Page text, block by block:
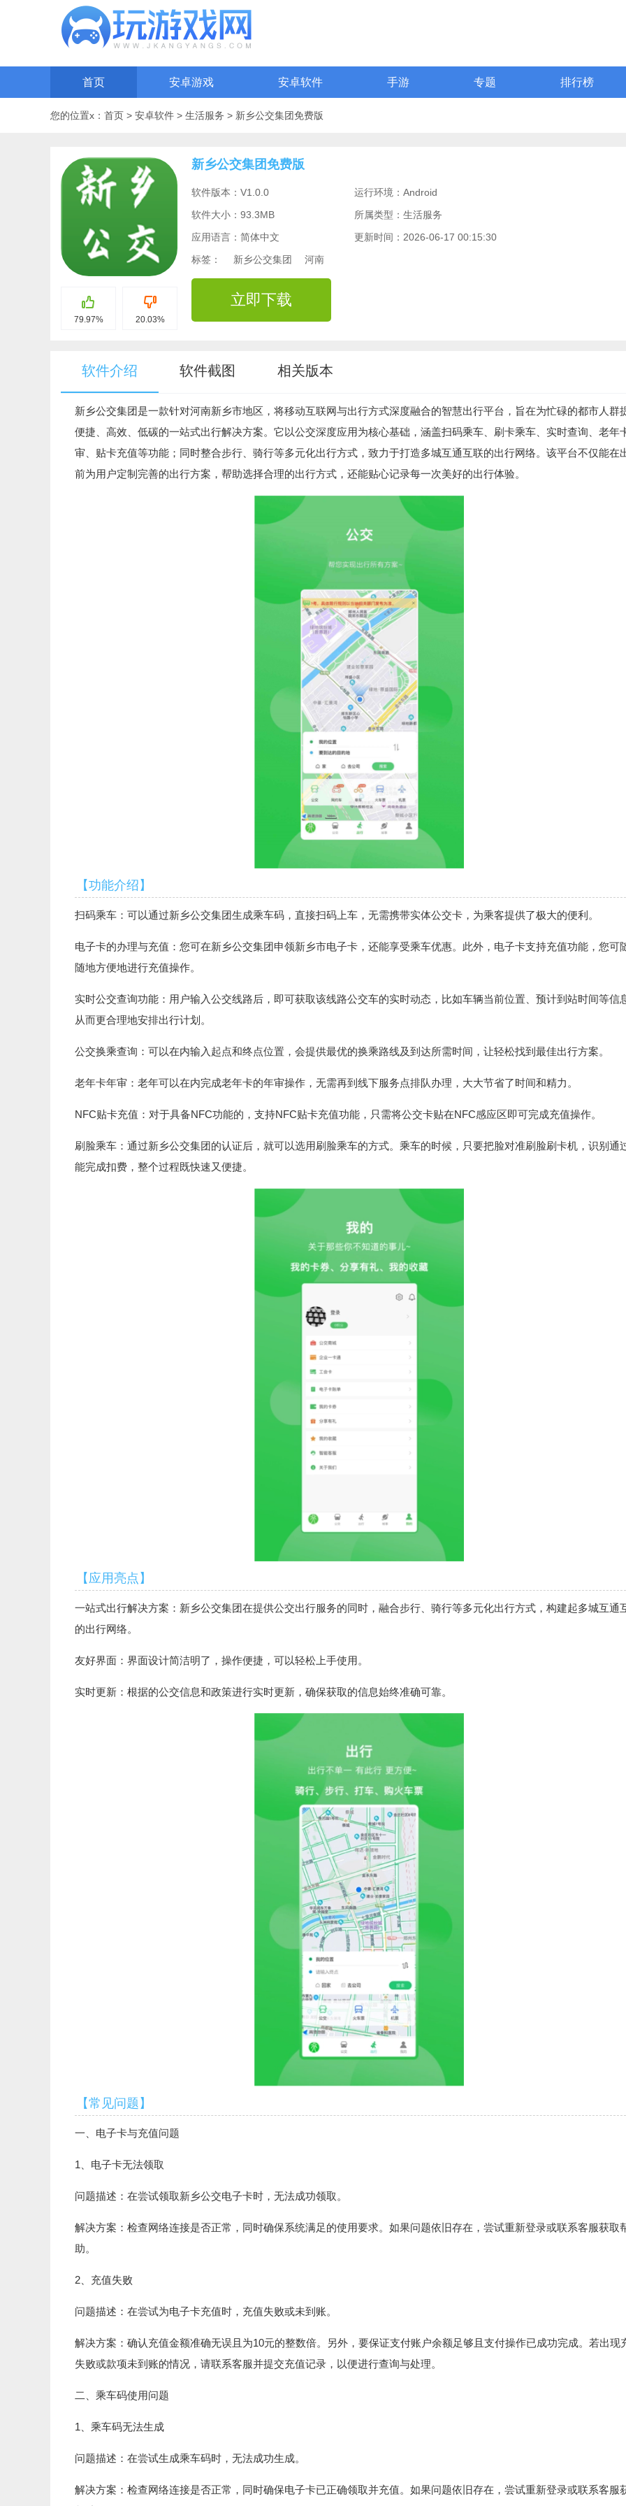
首页 安卓游戏 安卓软件 手游 专题 排行榜
您的位置x： 首页 > 安卓软件 > 生活服务 > 新乡公交集团免费版
79.97% 20.03%
新乡公交集团免费版
软件版本：V1.0.0
运行环境：Android
软件大小：93.3MB
所属类型：生活服务
应用语言：简体中文
更新时间：2026-06-17 00:15:30
标签：
新乡公交集团 河南
立即下载
软件介绍 软件截图 相关版本
新乡公交集团是一款针对河南新乡市地区，将移动互联网与出行方式深度融合的智慧出行平台，旨在为忙碌的都市人群
便捷、高效、低碳的一站式出行解决方案。它以公交深度应用为核心基础，涵盖扫码乘车、刷卡乘车、实时查询、老年
审、贴卡充值等功能；同时整合步行、骑行等多元化出行方式，致力于打造多城互通互联的出行网络。该平台不仅能在
前为用户定制完善的出行方案，帮助选择合理的出行方式，还能贴心记录每一次美好的出行体验。
【功能介绍】
扫码乘车：可以通过新乡公交集团生成乘车码，直接扫码上车，无需携带实体公交卡，为乘客提供了极大的便利。
电子卡的办理与充值：您可在新乡公交集团申领新乡市电子卡，还能享受乘车优惠。此外，电子卡支持充值功能，您可
随地方便地进行充值操作。
实时公交查询功能：用户输入公交线路后，即可获取该线路公交车的实时动态，比如车辆当前位置、预计到站时间等信
从而更合理地安排出行计划。
公交换乘查询：可以在内输入起点和终点位置，会提供最优的换乘路线及到达所需时间，让轻松找到最佳出行方案。
老年卡年审：老年可以在内完成老年卡的年审操作，无需再到线下服务点排队办理，大大节省了时间和精力。
NFC贴卡充值：对于具备NFC功能的，支持NFC贴卡充值功能，只需将公交卡贴在NFC感应区即可完成充值操作。
刷脸乘车：通过新乡公交集团的认证后，就可以选用刷脸乘车的方式。乘车的时候，只要把脸对准刷脸刷卡机，识别通
能完成扣费，整个过程既快速又便捷。
【应用亮点】
一站式出行解决方案：新乡公交集团在提供公交出行服务的同时，融合步行、骑行等多元化出行方式，构建起多城互通
的出行网络。
友好界面：界面设计简洁明了，操作便捷，可以轻松上手使用。
实时更新：根据的公交信息和政策进行实时更新，确保获取的信息始终准确可靠。
【常见问题】
一、电子卡与充值问题
1、电子卡无法领取
问题描述：在尝试领取新乡公交电子卡时，无法成功领取。
解决方案：检查网络连接是否正常，同时确保系统满足的使用要求。如果问题依旧存在，尝试重新登录或联系客服获取
助。
2、充值失败
问题描述：在尝试为电子卡充值时，充值失败或未到账。
解决方案：确认充值金额准确无误且为10元的整数倍。另外，要保证支付账户余额足够且支付操作已成功完成。若出现
失败或款项未到账的情况，请联系客服并提交充值记录，以便进行查询与处理。
二、乘车码使用问题
1、乘车码无法生成
问题描述：在尝试生成乘车码时，无法成功生成。
解决方案：检查网络连接是否正常，同时确保电子卡已正确领取并充值。如果问题依旧存在，尝试重新登录或联系客服